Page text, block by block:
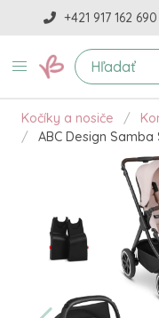
+421 917 162 690
Kočíky a nosiče
ABC Design Samba